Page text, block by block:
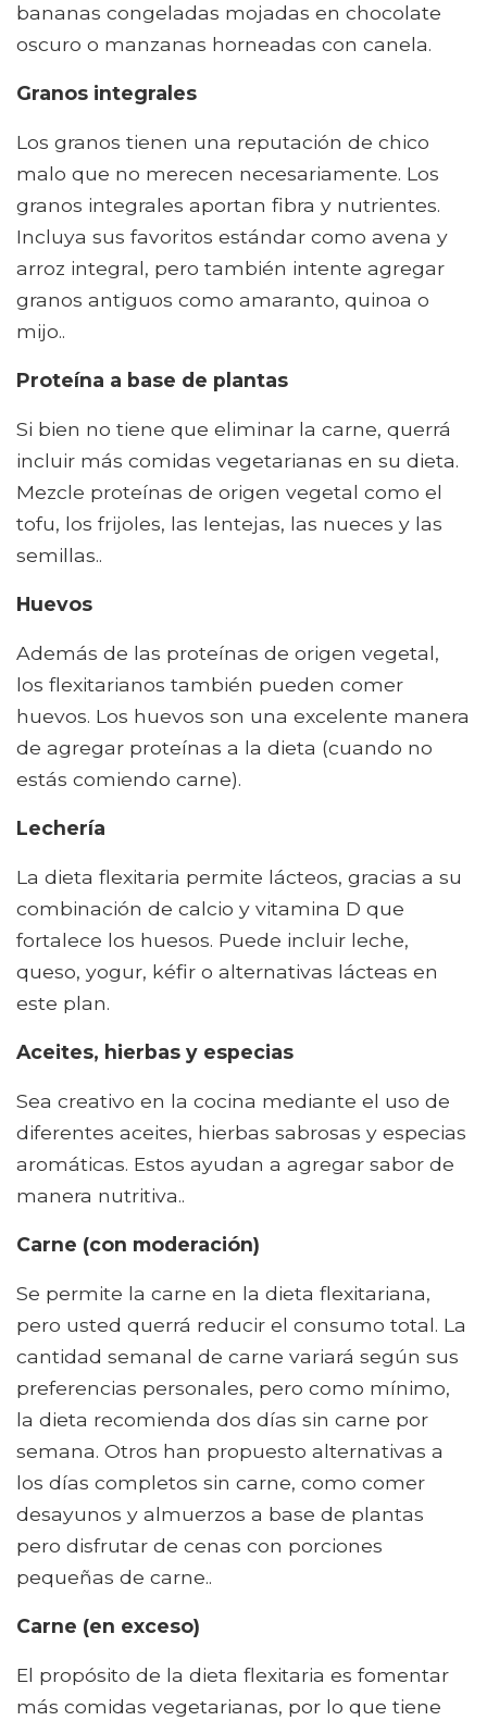
bananas congeladas mojadas en chocolate
oscuro o manzanas horneadas con canela.
Granos integrales
Los granos tienen una reputación de chico
malo que no merecen necesariamente. Los
granos integrales aportan fibra y nutrientes.
Incluya sus favoritos estándar como avena y
arroz integral, pero también intente agregar
granos antiguos como amaranto, quinoa o
mijo..
Proteína a base de plantas
Si bien no tiene que eliminar la carne, querrá
incluir más comidas vegetarianas en su dieta.
Mezcle proteínas de origen vegetal como el
tofu, los frijoles, las lentejas, las nueces y las
semillas..
Huevos
Además de las proteínas de origen vegetal,
los flexitarianos también pueden comer
huevos. Los huevos son una excelente manera
de agregar proteínas a la dieta (cuando no
estás comiendo carne).
Lechería
La dieta flexitaria permite lácteos, gracias a su
combinación de calcio y vitamina D que
fortalece los huesos. Puede incluir leche,
queso, yogur, kéfir o alternativas lácteas en
este plan.
Aceites, hierbas y especias
Sea creativo en la cocina mediante el uso de
diferentes aceites, hierbas sabrosas y especias
aromáticas. Estos ayudan a agregar sabor de
manera nutritiva..
Carne (con moderación)
Se permite la carne en la dieta flexitariana,
pero usted querrá reducir el consumo total. La
cantidad semanal de carne variará según sus
preferencias personales, pero como mínimo,
la dieta recomienda dos días sin carne por
semana. Otros han propuesto alternativas a
los días completos sin carne, como comer
desayunos y almuerzos a base de plantas
pero disfrutar de cenas con porciones
pequeñas de carne..
Carne (en exceso)
El propósito de la dieta flexitaria es fomentar
más comidas vegetarianas, por lo que tiene